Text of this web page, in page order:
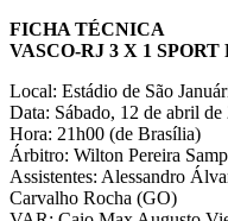
FICHA TÉCNICA
VASCO-RJ 3 X 1
Local: Estádio de São
Data: Sábado, 12 de abril de
Hora: 21h00 (de Brasília)
Árbitro: Wilton Pereira
Assistentes: Alessandro
Carvalho Rocha (GO)